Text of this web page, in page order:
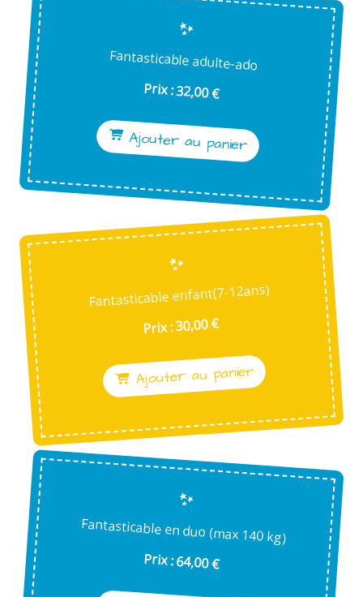
Fantasticable adulte-ado
Prix : 32,00 €
Ajouter au panier
Fantasticable enfant(7-12ans)
Prix : 30,00 €
Ajouter au panier
Fantasticable en duo (max 140 kg)
Prix : 64,00 €